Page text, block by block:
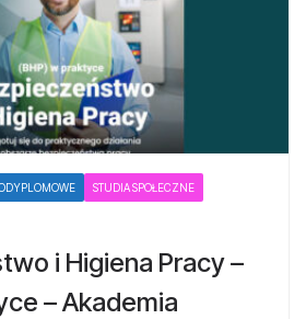
STUDIA SPOŁECZNE
i Higiena Pracy –
– Akademia